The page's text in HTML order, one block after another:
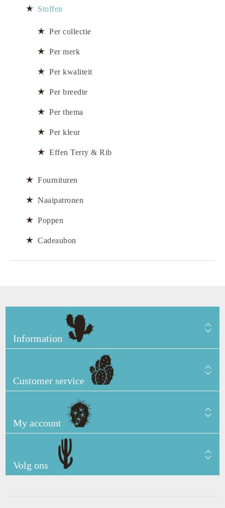
Stoffen
Per collectie
Per merk
Per kwaliteit
Per breedte
Per thema
Per kleur
Effen Terry & Rib
Fournituren
Naaipatronen
Poppen
Cadeaubon
Information
Customer service
My account
Volg ons